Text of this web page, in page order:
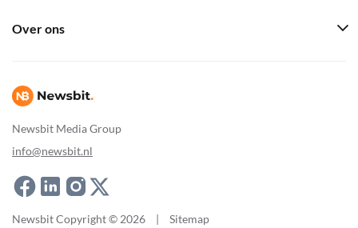
Newsbit Media Group
info@newsbit.nl
Over ons
Newsbit Copyright © 2026 | Sitemap